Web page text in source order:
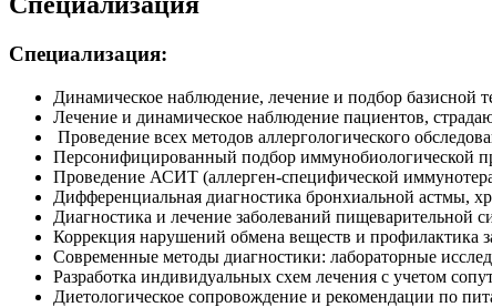
Специализация:
Динамическое наблюдение, лечение и подбор базисной
Лечение и динамическое наблюдение пациентов,
Проведение всех методов аллергологического
Персонифицированный подбор иммунобиологической
Проведение АСИТ (аллерген-специфической
Дифференциальная диагностика бронхиальной астмы,
Диагностика и лечение заболеваний
Коррекция нарушений обмена веществ и профилактика
Современные методы диагностики: лабораторные
Разработка индивидуальных схем лечения с учетом
Диетологическое сопровождение и рекомендации по